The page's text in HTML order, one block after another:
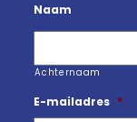
Naam
Achternaam
E-mailadres *